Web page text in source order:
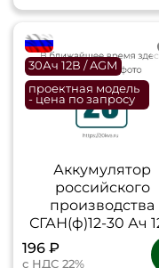
flagRU
30Ач 12В / AGM
проектная модель
- цена по запросу
Аккумулятор
российского
производства
СГАН(ф)12-30 Ач
196 ₽
с НДС 22%